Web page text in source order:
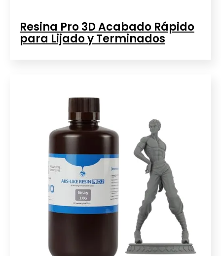
Resina Pro 3D Acabado Rápido
para Lijado y Terminados